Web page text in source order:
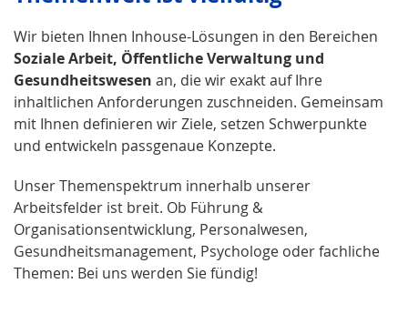
Wir bieten Ihnen Inhouse-Lösungen in den Bereichen
SozialeArbeit, Öffentliche Verwaltung und
Gesundheitswesen an, die wir exakt auf Ihre
inhaltlichen Anforderungen zuschneiden. Gemeinsam
mit Ihnen definieren wir Ziele, setzen Schwerpunkte
und entwickeln passgenaue Konzepte.
Unser Themenspektrum innerhalb unserer
Arbeitsfelder ist breit. Ob Führung &
Organisationsentwicklung, Personalwesen,
Gesundheitsmanagement, Psychologe oder fachliche
Themen: Bei uns werden Sie fündig!